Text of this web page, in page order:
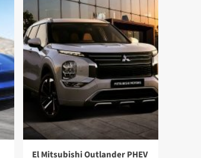
El Mitsubishi Outlander PHEV